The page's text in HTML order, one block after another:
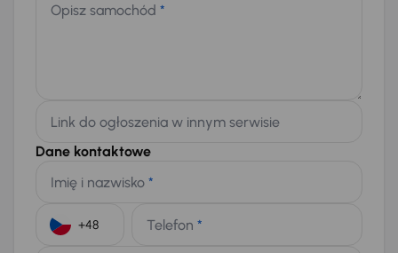
Opisz samochód *
Link do ogłoszenia w innym serwisie
Dane kontaktowe
Imię i nazwisko *
Telefon *